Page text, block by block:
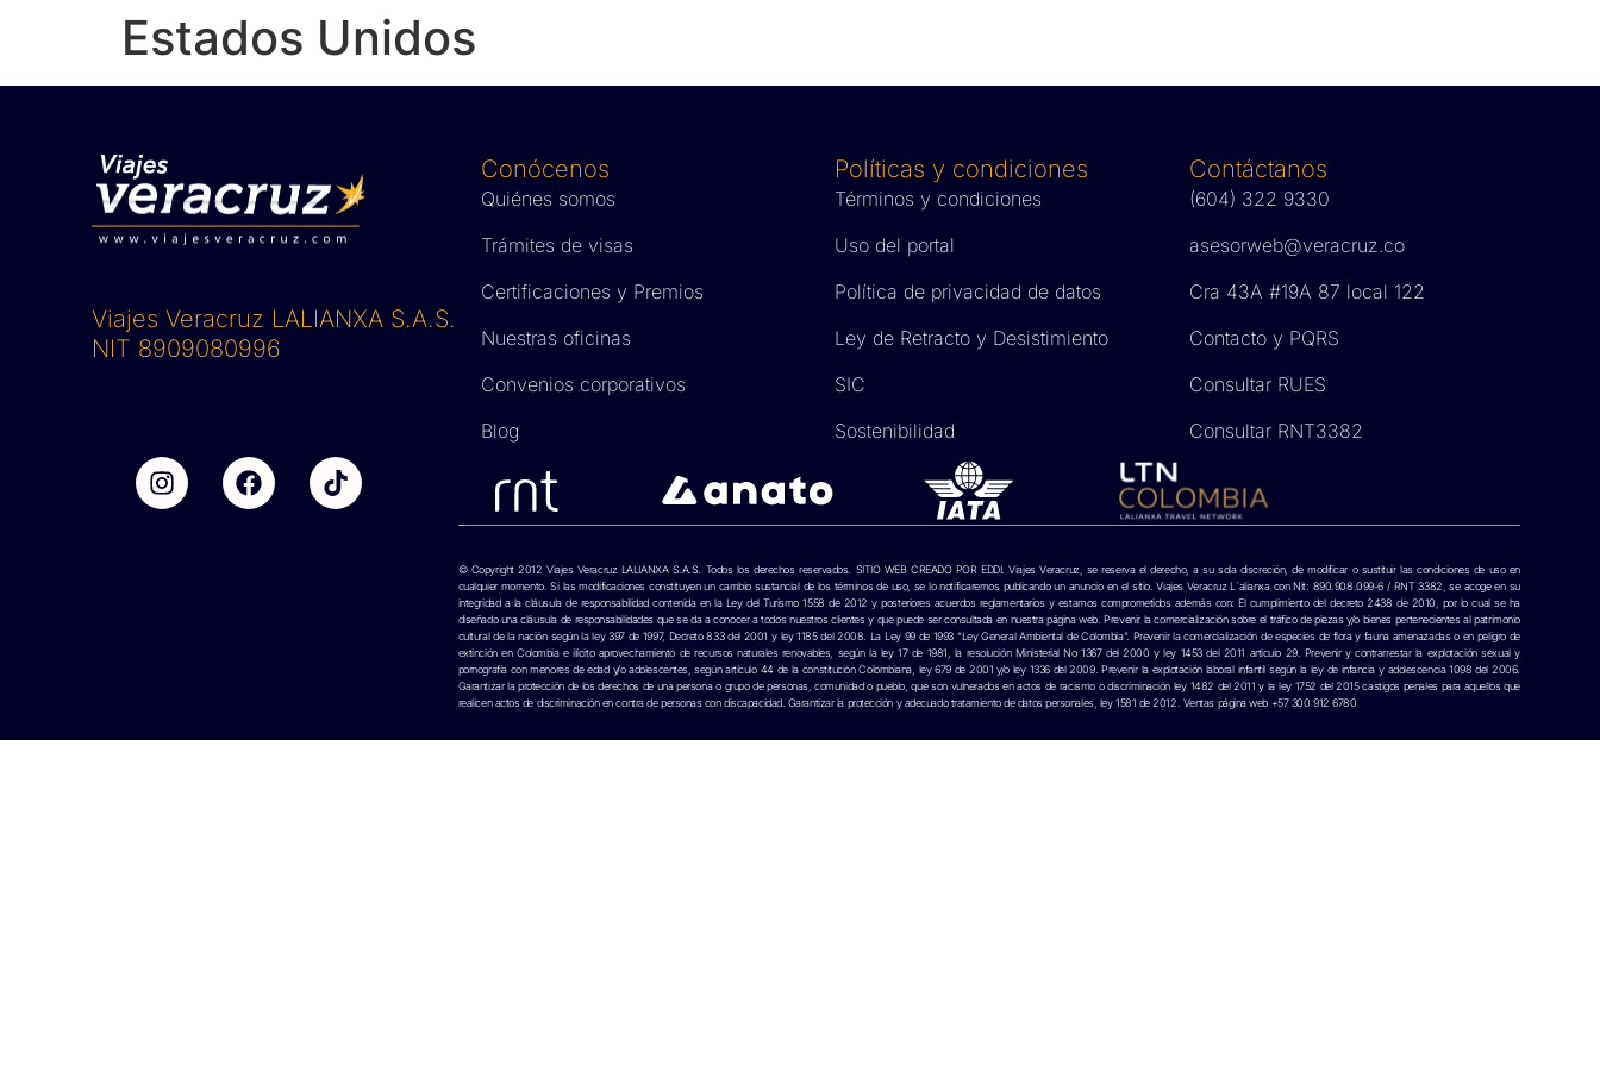
Estados Unidos
Viajes Veracruz LALIANXA S.A.S.
NIT 8909080996
Conócenos
Quiénes somos
Trámites de visas
Certificaciones y Premios
Nuestras oficinas
Convenios corporativos
Blog
Políticas y condiciones
Términos y condiciones
Uso del portal
Política de privacidad de datos
Ley de Retracto y Desistimiento
SIC
Sostenibilidad
Contáctanos
(604) 322 9330
asesorweb@veracruz.co
Cra 43A #19A 87 local 122
Contacto y PQRS
Consultar RUES
Consultar RNT3382
© Copyright 2012 Viajes Veracruz LALIANXA S.A.S. Todos los derechos reservados. SITIO WEB CREADO POREDDI. Viajes Veracruz, se reserva el derecho, a su sola discreción, de modificar o sustituir las condiciones de uso en
cualquier momento. Si las modificaciones constituyen un cambio sustancial de los términos de uso, se lo notificaremos publicando un anuncio en el sitio. Viajes Veracruz L´alianxa con Nit: 890.908.099-6 / RNT 3382, se acoge en su
integridad a la cláusula de responsabilidad contenida en la Ley del Turismo 1558 de 2012 y posteriores acuerdos reglamentarios y estamos comprometidos además con: El cumplimiento del decreto 2438 de 2010, por lo cual se ha
diseñado una cláusula de responsabilidades que se da a conocer a todos nuestros clientes y que puede ser consultada en nuestra página web. Prevenir la comercialización sobre el tráfico de piezas y/o bienes pertenecientes al patrimonio
cultural de la nación según la ley 397 de 1997, Decreto 833 del 2001 y ley 1185 del 2008. La Ley 99 de 1993 “Ley General Ambiental de Colombia”. Prevenir la comercialización de especies de flora y fauna amenazadas o en peligro de
extinción en Colombia e ilícito aprovechamiento de recursos naturales renovables, según la ley 17 de 1981, la resolución Ministerial No 1367 del 2000 y ley 1453 del 2011 articulo 29. Prevenir y contrarrestar la explotación sexual y
pornografía con menores de edad y/o adolescentes, según artículo 44 de la constitución Colombiana, ley 679 de 2001 y/o ley 1336 del 2009. Prevenir la explotación laboral infantil según la ley de infancia y adolescencia 1098 del 2006.
Garantizar la protección de los derechos de una persona o grupo de personas, comunidad o pueblo, que son vulnerados en actos de racismo o discriminación ley 1482 del 2011 y la ley 1752 del 2015 castigos penales para aquellos que
realicen actos de discriminación en contra de personas con discapacidad. Garantizar la protección y adecuado tratamiento de datos personales, ley 1581 de 2012. Ventas página web +57 300 912 6780